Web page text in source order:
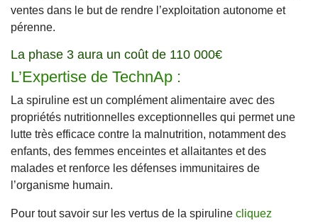
ventes dans le but de rendre l’exploitation autonome et
pérenne.
La phase 3 aura un coût de 110 000€
L’Expertise de TechnAp :
La spiruline est un complément alimentaire avec des
propriétés nutritionnelles exceptionnelles qui permet une
lutte très efficace contre la malnutrition, notamment des
enfants, des femmes enceintes et allaitantes et des
malades et renforce les défenses immunitaires de
l’organisme humain.
Pour tout savoir sur les vertus de la spiruline cliquez